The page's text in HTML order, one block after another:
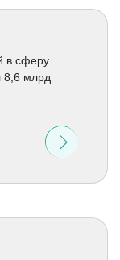
в сферу
8,6 млрд